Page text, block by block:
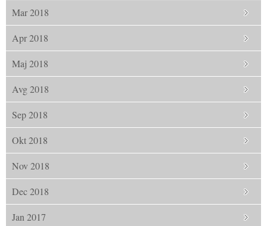
Mar 2018
Apr 2018
Maj 2018
Avg 2018
Sep 2018
Okt 2018
Nov 2018
Dec 2018
Jan 2017